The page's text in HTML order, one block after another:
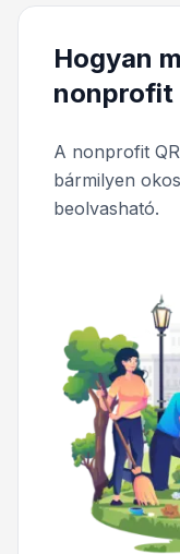
Hogyan
nonprofit
A nonprofit
bármilyen
beolvasható.